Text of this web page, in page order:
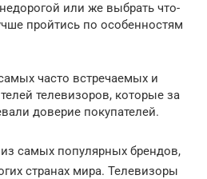
или же выбрать что-
пройтись по особенностям
часто встречаемых и
телевизоров, которые за
доверие покупателей.
самых популярных брендов,
странах мира. Телевизоры